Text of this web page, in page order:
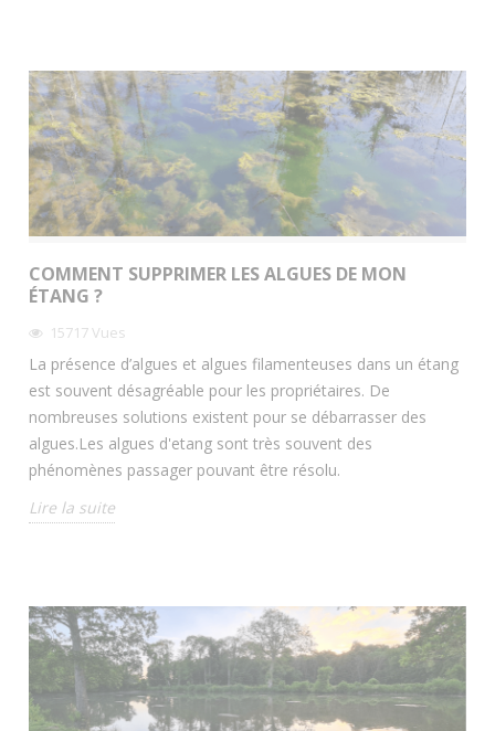
COMMENT SUPPRIMER LES ALGUES DE MON
ÉTANG ?
15717Vues
La présence d’algues et algues filamenteuses dans un étang
est souvent désagréable pour les propriétaires. De
nombreuses solutions existent pour se débarrasser des
algues.Les algues d'etang sont très souvent des
phénomènes passager pouvant être résolu.
Lire la suite